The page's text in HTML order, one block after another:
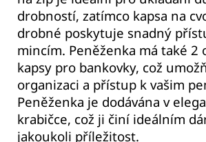
drobností, zatímco kapsa na
drobné poskytuje snadný
mincím. Peněženka má také 2
kapsy pro bankovky, což
organizaci a přístup k vašim
Peněženka je dodávána v
krabičce, což ji činí ideálním
jakoukoli příležitost.